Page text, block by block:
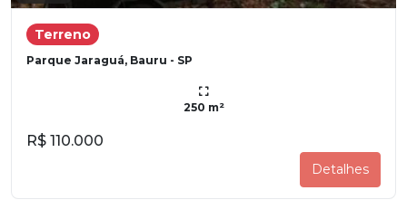
Terreno
Parque Jaraguá, Bauru - SP
250 m²
R$ 110.000
Detalhes